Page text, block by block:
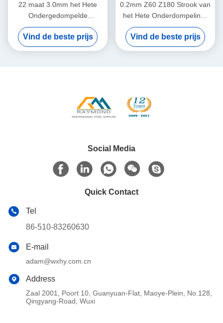
22 maat 3.0mm het Hete
Ondergedompelde
Gegalvaniseerde Lovertje
Chromated van Staalrollen
Vind de beste prijs
0.2mm Z60 Z180 Strook van
het Hete Onderdompelings
de Gegalvaniseerde Staal
Vind de beste prijs
Social Media
Quick Contact
Tel
86-510-83260630
E-mail
adam@wxhy.com.cn
Address
Zaal 2001, Poort 10, Guanyuan-Flat, Maoye-Plein, No.128,
Qingyang-Road, Wuxi